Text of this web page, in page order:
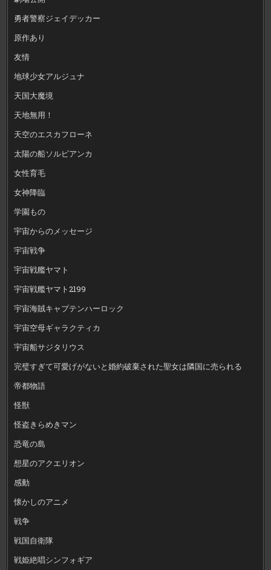
勇者警察ジェイデッカー
原作あり
友情
地球少女アルジュナ
天国大魔境
天地無用！
天空のエスカフローネ
太陽の船ソルビアンカ
女性育毛
女神降臨
学園もの
宇宙からのメッセージ
宇宙戦争
宇宙戦艦ヤマト
宇宙戦艦ヤマト2199
宇宙海賊キャプテンハーロック
宇宙空母ギャラクティカ
宇宙船サジタリウス
完璧すぎて可愛げがないと婚約破棄された聖女は隣国に売られる
帝都物語
怪獣
怪盗きらめきマン
恐竜の島
想星のアクエリオン
感動
懐かしのアニメ
戦争
戦国自衛隊
戦姫絶唱シンフォギア